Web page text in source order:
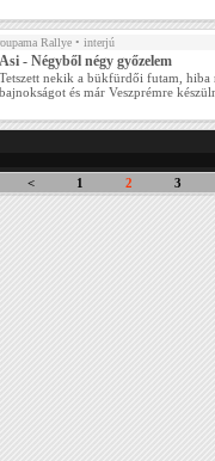
Rallye • interjú
Asi - Négyből négy győzelem
Tetszett nekik a bükfürdői futam,
bajnokságot és már Veszprémre
< 1 2 3